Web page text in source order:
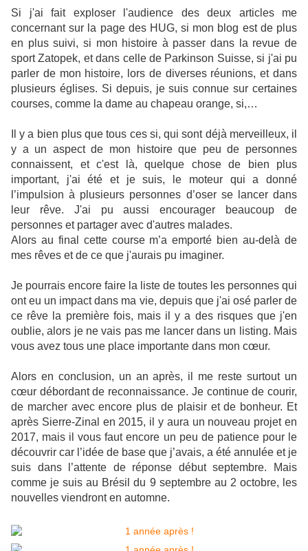
Si j'ai fait exploser l'audience des deux articles me
concernant sur la page des HUG, si mon blog est de plus
en plus suivi, si mon histoire à passer dans la revue de
sport Zatopek, et dans celle de Parkinson Suisse, si j'ai pu
parler de mon histoire, lors de diverses réunions, et dans
plusieurs églises. Si depuis, je suis connue sur certaines
courses, comme la dame au chapeau orange, si,…
Il y a bien plus que tous ces si, qui sont déjà merveilleux, il
y a un aspect de mon histoire que peu de personnes
connaissent, et c'est là, quelque chose de bien plus
important, j'ai été et je suis, le moteur qui a donné
l’impulsion à plusieurs personnes d’oser se lancer dans
leur rêve. J'ai pu aussi encourager beaucoup de
personnes et partager avec d'autres malades.
Alors au final cette course m’a emporté bien au-delà de
mes rêves et de ce que j'aurais pu imaginer.
Je pourrais encore faire la liste de toutes les personnes qui
ont eu un impact dans ma vie, depuis que j'ai osé parler de
ce rêve la première fois, mais il y a des risques que j'en
oublie, alors je ne vais pas me lancer dans un listing. Mais
vous avez tous une place importante dans mon cœur.
Alors en conclusion, un an après, il me reste surtout un
cœur débordant de reconnaissance. Je continue de courir,
de marcher avec encore plus de plaisir et de bonheur. Et
après Sierre-Zinal en 2015, il y aura un nouveau projet en
2017, mais il vous faut encore un peu de patience pour le
découvrir car l’idée de base que j’avais, a été annulée et je
suis dans l’attente de réponse début septembre. Mais
comme je suis au Brésil du 9 septembre au 2 octobre, les
nouvelles viendront en automne.